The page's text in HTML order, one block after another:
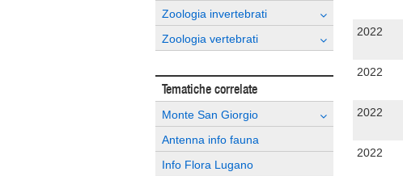
Zoologia invertebrati
Zoologia vertebrati
Tematiche correlate
Monte San Giorgio
Antenna info fauna
Info Flora Lugano
2022
2022
2022
2022